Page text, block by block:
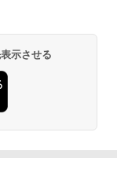
示させる